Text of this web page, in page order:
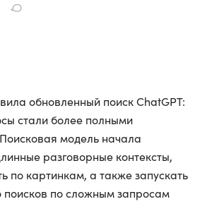
обновленный поиск ChatGPT:
стали более полными
модель начала
разговорные контексты,
по картинкам, а также запускать
поисков по сложным запросам